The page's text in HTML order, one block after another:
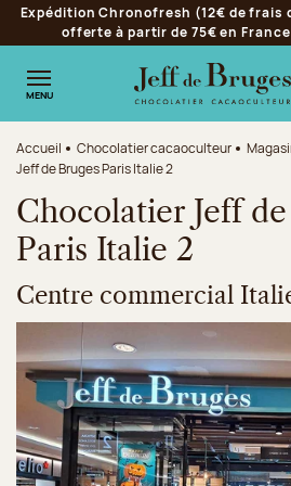
Aller à la navigation
Aller au contenu principal
Aller au pied de page
Expédition Chronofresh (12€ de frais
offerte à partir de 75€ en
MENU
Accueil Chocolatier cacaoculteur
Jeff de Bruges Paris Italie 2
Chocolatier Jeff de
Paris Italie 2
Centre commercial